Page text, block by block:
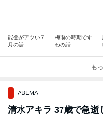
能登がアツい７
月の話
梅雨の時期です
ねの話
も
ABEMA
清水アキラ 37歳で急逝